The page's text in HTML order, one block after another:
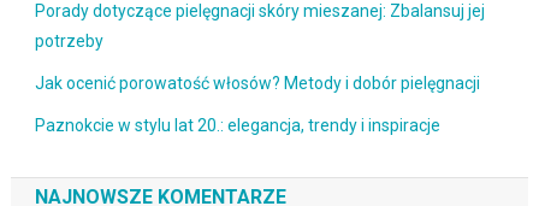
Porady dotyczące pielęgnacji skóry mieszanej: Zbalansuj jej
potrzeby
Jak ocenić porowatość włosów? Metody i dobór pielęgnacji
Paznokcie w stylu lat 20.: elegancja, trendy i inspiracje
NAJNOWSZE KOMENTARZE